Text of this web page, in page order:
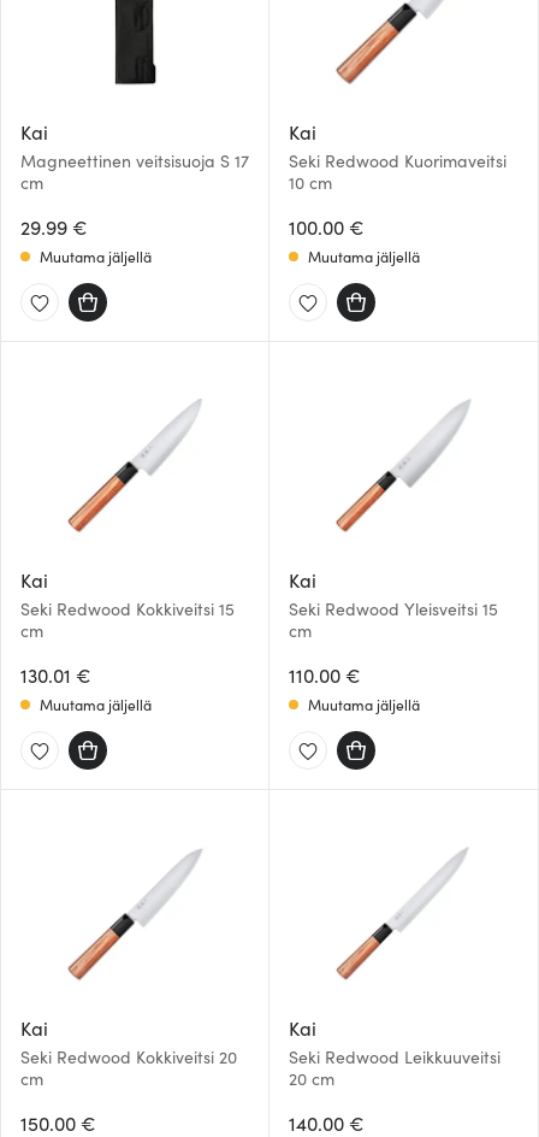
Kai
Magneettinen veitsisuoja S 17
cm
29.99 €
Muutama jäljellä
Kai
Seki Redwood Kuorimaveitsi
10 cm
100.00 €
Muutama jäljellä
Kai
Seki Redwood Kokkiveitsi 15
cm
130.01 €
Muutama jäljellä
Kai
Seki Redwood Yleisveitsi 15
cm
110.00 €
Muutama jäljellä
Kai
Seki Redwood Kokkiveitsi 20
cm
150.00 €
Kai
Seki Redwood Leikkuuveitsi
20 cm
140.00 €